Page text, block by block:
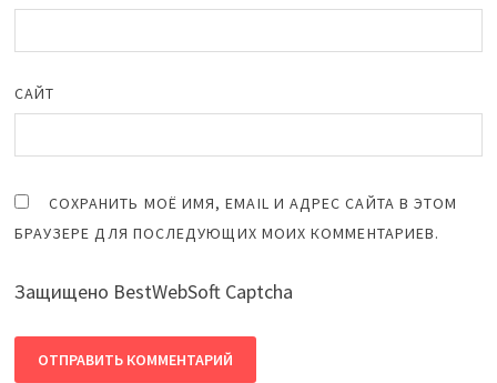
САЙТ
СОХРАНИТЬ МОЁ ИМЯ, EMAIL И АДРЕС САЙТА В ЭТОМ
БРАУЗЕРЕ ДЛЯ ПОСЛЕДУЮЩИХ МОИХ КОММЕНТАРИЕВ.
Защищено BestWebSoft Captcha